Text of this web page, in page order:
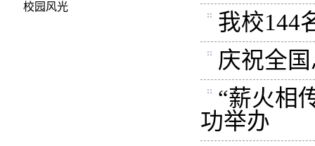
校园风光
我校144
庆祝全
“薪火相
功举办